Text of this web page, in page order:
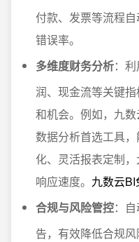
付款、发票等流程
错误率。
多维度财务分析：
润、现金流等关键
和机会。例如，九
数据分析首选工具
化、灵活报表定制
响应速度。 九数云
合规与风险管控：
告，有效降低合规风